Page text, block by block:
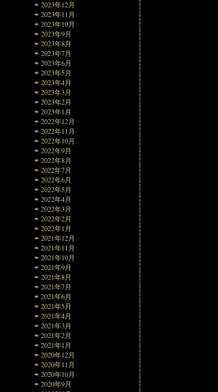
2023年12月
2023年11月
2023年10月
2023年9月
2023年8月
2023年7月
2023年6月
2023年5月
2023年4月
2023年3月
2023年2月
2023年1月
2022年12月
2022年11月
2022年10月
2022年9月
2022年8月
2022年7月
2022年6月
2022年5月
2022年4月
2022年3月
2022年2月
2022年1月
2021年12月
2021年11月
2021年10月
2021年9月
2021年8月
2021年7月
2021年6月
2021年5月
2021年4月
2021年3月
2021年2月
2021年1月
2020年12月
2020年11月
2020年10月
2020年9月